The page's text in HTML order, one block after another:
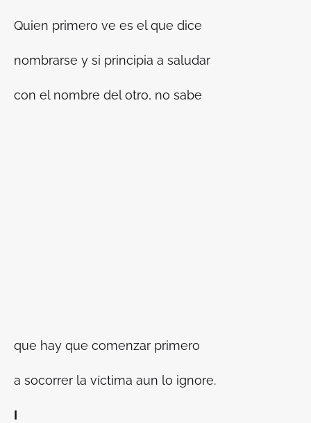
Quien primero ve es el que dice
nombrarse y si principia a saludar
con el nombre del otro, no sabe
que hay que comenzar primero
a socorrer la víctima aun lo ignore.
I